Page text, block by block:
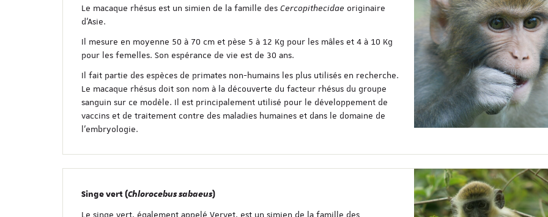
Le macaque rhésus est un simien de la famille des Cercopithecidae originaire
d’Asie.
Il mesure en moyenne 50 à 70 cm et pèse 5 à 12 Kg pour les mâles et 4 à 10 Kg
pour les femelles. Son espérance de vie est de 30 ans.
Il fait partie des espèces de primates non-humains les plus utilisés en recherche.
Le macaque rhésus doit son nom à la découverte du facteur rhésus du groupe
sanguin sur ce modèle. Il est principalement utilisé pour le développement de
vaccins et de traitement contre des maladies humaines et dans le domaine de
l’embryologie.
Singe vert (Chlorocebus sabaeus)
Le singe vert, également appelé Vervet, est un simien de la famille des
Nicolas Herrenschmidt,
et Directeur du Centre de
Primatologie pendant
ans nous a quitté le 10
« Un amoureux fou, un…